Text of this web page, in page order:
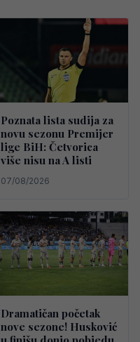
Poznata lista sudija za
novu sezonu Premijer
lige BiH: Četvorica
više nisu na A listi
07/08/2026
Dramatičan početak
nove sezone! Husković